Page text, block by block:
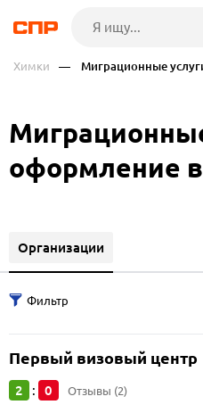
Химки — Миграционные
оформление
Организации
Первый визовый центр
2 : 0 Отзывы (2)